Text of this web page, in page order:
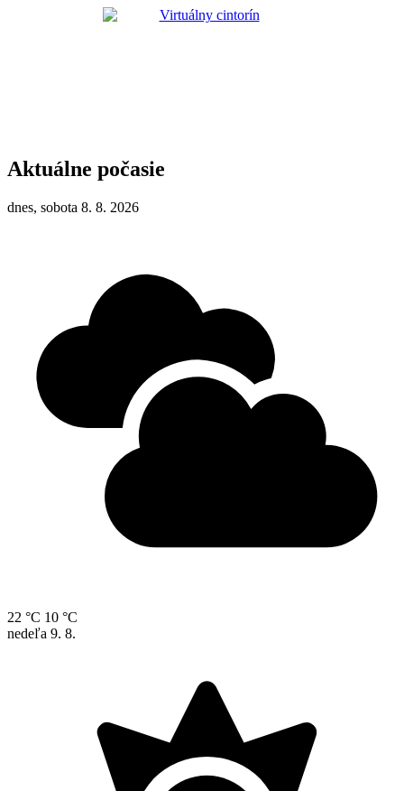
Aktuálne počasie
dnes, sobota 8. 8. 2026
22 °C 10 °C
nedeľa 9. 8.